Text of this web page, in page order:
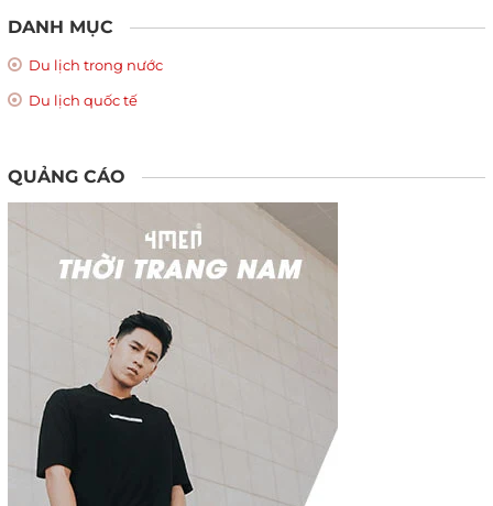
DANH MỤC
Du lịch trong nước
Du lịch quốc tế
QUẢNG CÁO